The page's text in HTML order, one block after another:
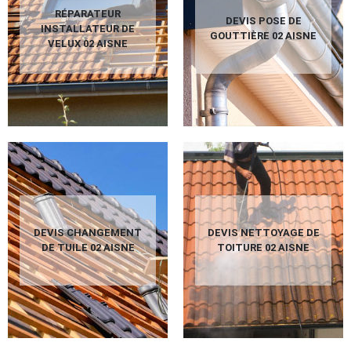
RÉPARATEUR
INSTALLATEUR DE
VELUX 02 AISNE
DEVIS POSE DE
GOUTTIÈRE 02 AISNE
DEVIS CHANGEMENT
DE TUILE 02 AISNE
DEVIS NETTOYAGE DE
TOITURE 02 AISNE